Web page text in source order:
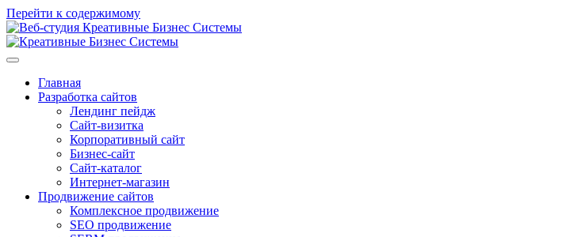
Перейти к содержимому
Главная
Разработка сайтов
Лендинг пейдж
Сайт-визитка
Корпоративный сайт
Бизнес-сайт
Сайт-каталог
Интернет-магазин
Продвижение сайтов
Комплексное продвижение
SEO продвижение